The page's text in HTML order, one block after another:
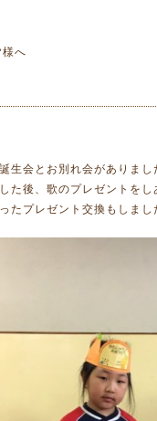
様へ
生会とお別れ会がありまし
た後、歌のプレゼントを
たプレゼント交換もしまし